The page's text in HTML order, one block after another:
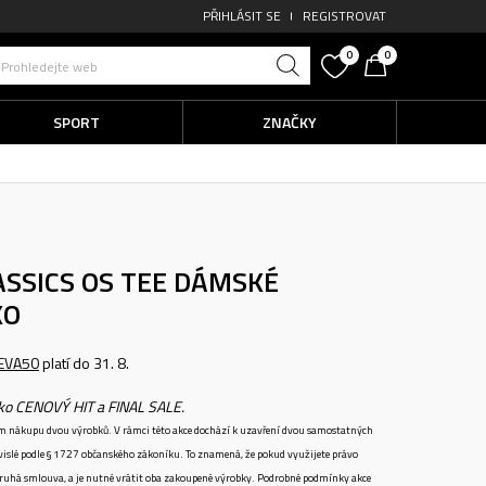
PŘIHLÁSIT SE REGISTROVAT
Prohledejte web
0 0
SPORT ZNAČKY
OS TEE DÁMSKÉ
platí do 31. 8.
HIT a FINAL SALE.
nákupu dvou výrobků. V rámci této akce dochází k uzavření dvou samostatných
podle § 1727 občanského zákoníku. To znamená, že pokud využijete právo
smlouva, a je nutné vrátit oba zakoupené výrobky. Podrobné podmínky akce